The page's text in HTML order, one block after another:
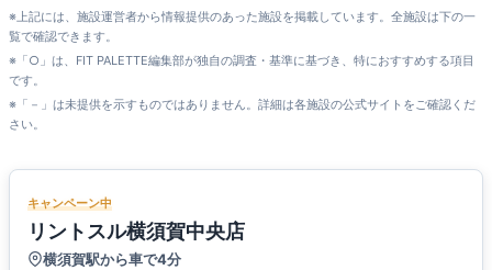
※上記には、施設運営者から情報提供のあった施設を掲載しています。全施設は下の一
覧で確認できます。
※「○」は、FIT PALETTE編集部が独自の調査・基準に基づき、特におすすめする項目
です。
※「－」は未提供を示すものではありません。詳細は各施設の公式サイトをご確認くだ
さい。
キャンペーン中
リントスル横須賀中央店
横須賀駅から車で4分